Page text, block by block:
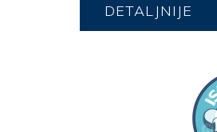
DETALJNIJE